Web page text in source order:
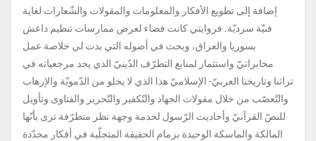
إضافة إلى تطويع الأفكار والمعلومات والمقولات والشّعارات لغاية
فنيّة سرديّة. فروايتي كانت فضاء لعرض ممارسات تنظيم داعش
بسوريا والعراق، وبحث في أصوله التي بدت لي خلاصة عمل
مخابراتيّ واستثمار لمنابع التطرّف الدّينيّ الذي يجد مرجعياته في
تراثنا وتاريخنا العربيّ- الإسلاميّ هذا الذي لا يخلو من الدّمويّة والإرهاب
والتّعصّب من خلال مقولات الجهاد والتّكفير والتّحرير والفتاوى وتأويل
للنصّ القرآنيّ وأحاديث الرّسول لخدمة وجهة نظر متطرّفة ترى بأنّها
المالكة والماسكة الوحيدة بزمام الحقيقة المتجلّية في أفكار محدّدة